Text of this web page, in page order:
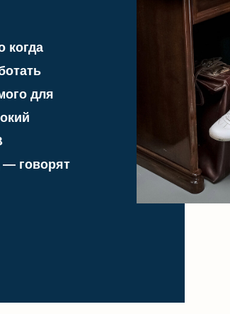
И это еще
для
является
каждому.
— Мы проводим
воскресенье. Если у
тревога, сомнения
всегда на связи. А